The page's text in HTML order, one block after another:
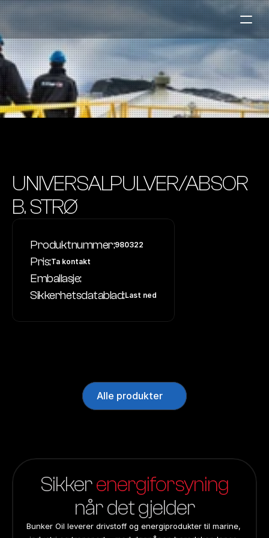
Marine
Auto & Industri
Bensinstasjoner
Våre Produkter
Om Selskapet
NO|EN
UNIVERSALPULVER/ABSOR
B. STRØ
Produktnummer:980322
Pris:Ta kontakt
Emballasje:
Sikkerhetsdatablad:Last ned
Alle produkter
Sikker energiforsyning
når det gjelder
Bunker Oil leverer drivstoff og energiprodukter til marine,